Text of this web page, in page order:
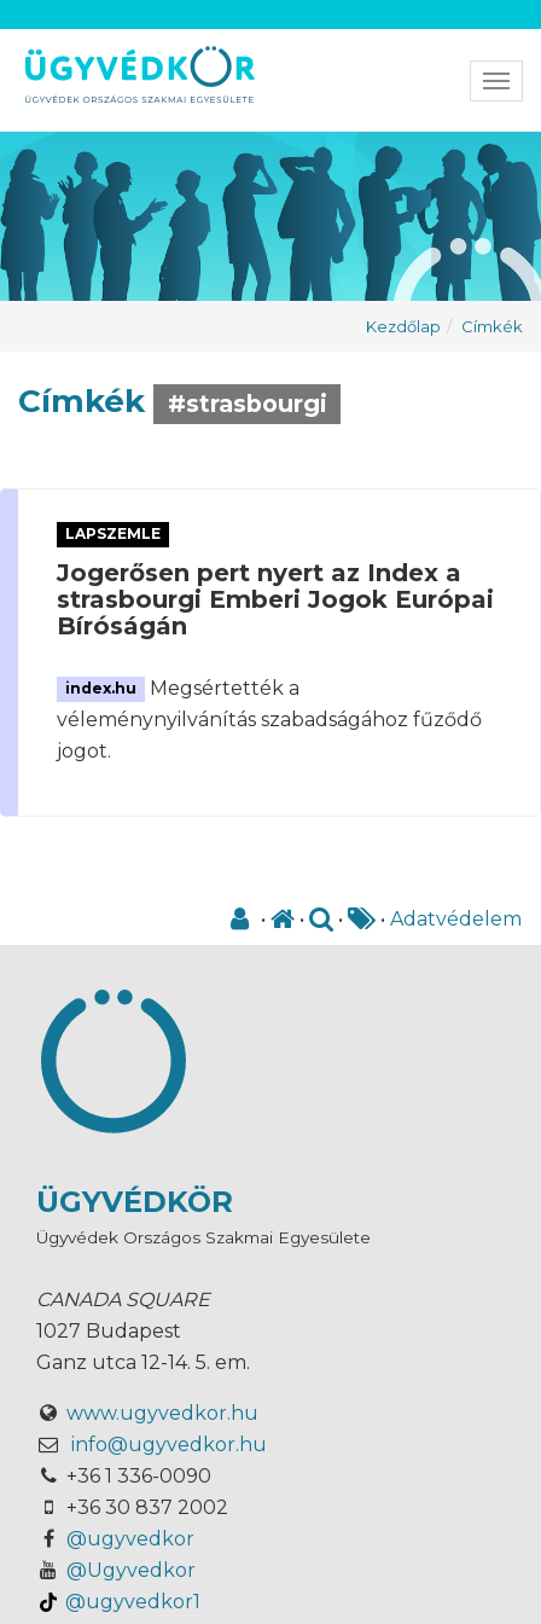
Kezdőlap Címkék
Címkék #strasbourgi
LAPSZEMLE
Jogerősen pert nyert az Index a
strasbourgi Emberi Jogok Európai
Bíróságán
index.hu
Megsértették a
véleménynyilvánítás szabadságához fűződő
jogot.
• • • • Adatvédelem
ÜGYVÉDKÖR
Ügyvédek Országos Szakmai Egyesülete
CANADA SQUARE
1027 Budapest
Ganz utca 12-14. 5. em.
www.ugyvedkor.hu
info@ugyvedkor.hu
+36 1 336-0090
+36 30 837 2002
@ugyvedkor
@Ugyvedkor
@ugyvedkor1